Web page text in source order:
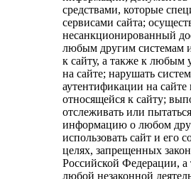
средствами, которые
сервисами сайта;
несанкционированный
любым другим системам
к сайту, а также к любым
на сайте; нарушать
аутентификации на
относящейся к сайту;
отслеживать или
информацию о любом
использовать сайт и его
целях, запрещенных
Российской Федерации, а
любой незаконной